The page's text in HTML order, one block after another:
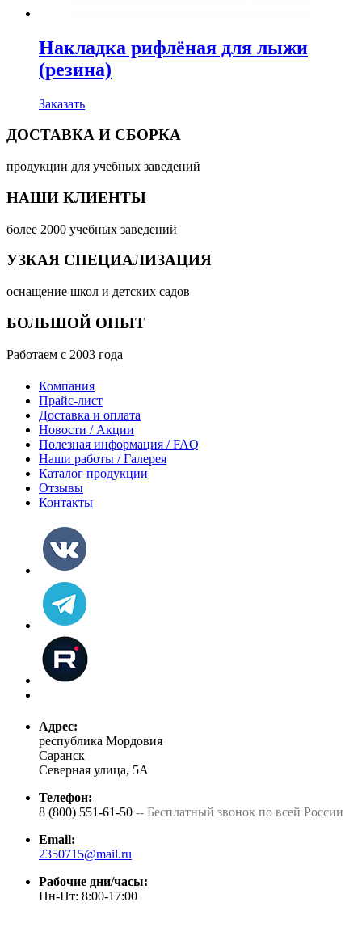
Накладка рифлёная для лыжи
(резина)
Заказать
ДОСТАВКА И СБОРКА
продукции для учебных заведений
НАШИ КЛИЕНТЫ
более 2000 учебных заведений
УЗКАЯ СПЕЦИАЛИЗАЦИЯ
оснащение школ и детских садов
БОЛЬШОЙ ОПЫТ
Работаем с 2003 года
Компания
Прайс-лист
Доставка и оплата
Новости / Акции
Полезная информация / FAQ
Наши работы / Галерея
Каталог продукции
Отзывы
Контакты
Адрес:
республика Мордовия
Саранск
Северная улица, 5А
Телефон:
8 (800) 551-61-50 -- Бесплатный звонок по всей России
Email:
2350715@mail.ru
Рабочие дни/часы:
Пн-Пт: 8:00-17:00